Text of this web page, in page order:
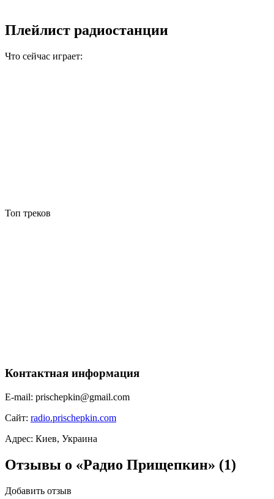
Плейлист радиостанции
Что сейчас играет:
Топ треков
Контактная информация
E-mail: prischepkin@gmail.com
Сайт: radio.prischepkin.com
Адрес: Киев, Украина
Отзывы о «Радио Прищепкин» (1)
Добавить отзыв